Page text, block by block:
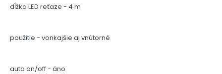
dĺžka LED reťaze - 4 m
použitie - vonkajšie aj vnútorné
auto on/off - áno